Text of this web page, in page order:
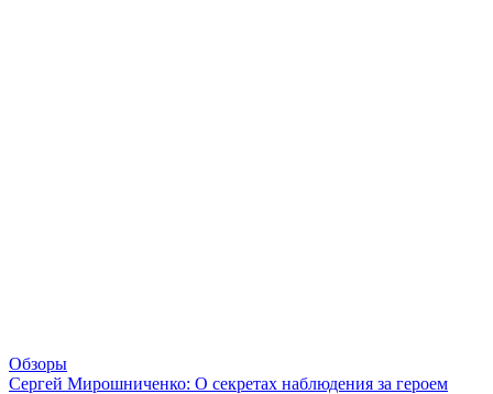
Обзоры
Сергей Мирошниченко: О секретах наблюдения за героем